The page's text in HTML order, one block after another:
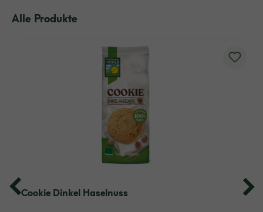
Alle Produkte
Cookie Dinkel Haselnuss